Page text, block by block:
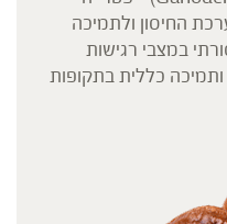
החיסון ולתמיכה
במצבי רגישות
כללית בתקופות